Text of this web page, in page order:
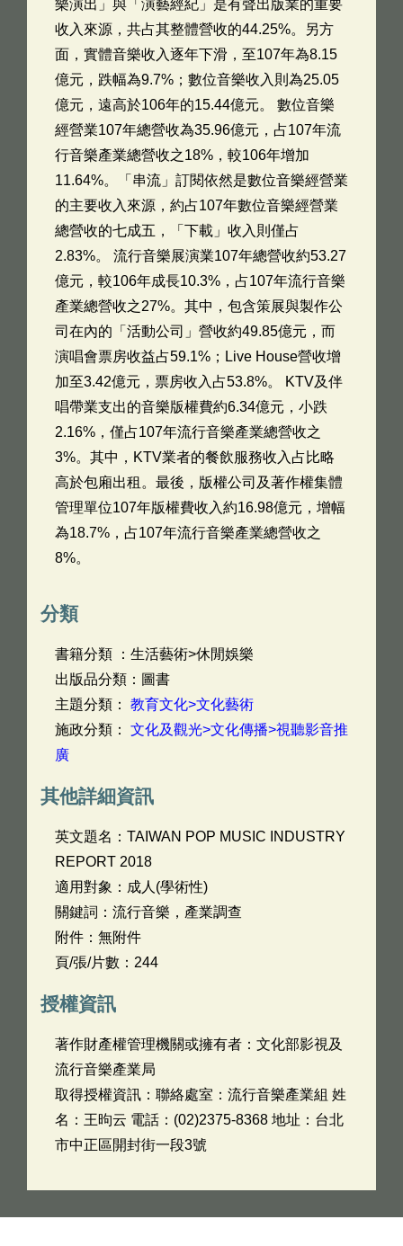
樂演出」與「演藝經紀」是有聲出版業的重要
收入來源，共占其整體營收的44.25%。另方
面，實體音樂收入逐年下滑，至107年為8.15
億元，跌幅為9.7%；數位音樂收入則為25.05
億元，遠高於106年的15.44億元。 數位音樂
經營業107年總營收為35.96億元，占107年流
行音樂產業總營收之18%，較106年增加
11.64%。「串流」訂閱依然是數位音樂經營業
的主要收入來源，約占107年數位音樂經營業
總營收的七成五，「下載」收入則僅占
2.83%。 流行音樂展演業107年總營收約53.27
億元，較106年成長10.3%，占107年流行音樂
產業總營收之27%。其中，包含策展與製作公
司在內的「活動公司」營收約49.85億元，而
演唱會票房收益占59.1%；Live House營收增
加至3.42億元，票房收入占53.8%。 KTV及伴
唱帶業支出的音樂版權費約6.34億元，小跌
2.16%，僅占107年流行音樂產業總營收之
3%。其中，KTV業者的餐飲服務收入占比略
高於包廂出租。最後，版權公司及著作權集體
管理單位107年版權費收入約16.98億元，增幅
為18.7%，占107年流行音樂產業總營收之
8%。
分類
書籍分類 ：生活藝術>休閒娛樂
出版品分類：圖書
主題分類： 教育文化>文化藝術
施政分類： 文化及觀光>文化傳播>視聽影音推
廣
其他詳細資訊
英文題名： TAIWAN POP MUSIC INDUSTRY
REPORT 2018
適用對象：成人(學術性)
關鍵詞：流行音樂，產業調查
附件：無附件
頁/張/片數：244
授權資訊
著作財產權管理機關或擁有者：文化部影視及
流行音樂產業局
取得授權資訊：聯絡處室：流行音樂產業組 姓
名：王昫云 電話：(02)2375-8368 地址：台北
市中正區開封街一段3號